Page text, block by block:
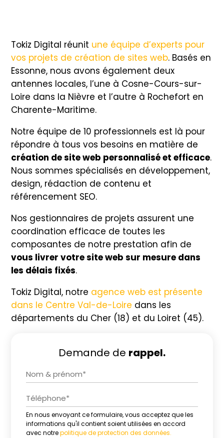
Tokiz Digital réunit une équipe d’experts pour
vos projets de création de sites web. Basés en
Essonne, nous avons également deux
antennes locales, l’une à Cosne-Cours-sur-
Loire dans la Nièvre et l’autre à Rochefort en
Charente-Maritime.
Notre équipe de 10 professionnels est là pour
répondre à tous vos besoins en matière de
création de site web personnalisé et efficace.
Nous sommes spécialisés en développement,
design, rédaction de contenu et
référencement SEO.
Nos gestionnaires de projets assurent une
coordination efficace de toutes les
composantes de notre prestation afin de
vous livrer votre site web sur mesure dans
les délais fixés.
Tokiz Digital, notre agence web est présente
dans le Centre Val-de-Loire dans les
départements du Cher (18) et du Loiret (45).
Demande de rappel.
En nous envoyant ce formulaire, vous acceptez que les
informations qu'il contient soient utilisées en accord
avec notrepolitique de protection des données.
Alternative: